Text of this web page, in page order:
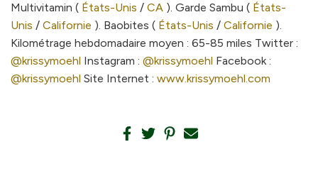
Multivitamin ( États-Unis / CA ). Garde Sambu ( États-
Unis / Californie ). Baobites ( États-Unis / Californie ).
Kilométrage hebdomadaire moyen : 65-85 miles Twitter :
@krissymoehl Instagram : @krissymoehl Facebook :
@krissymoehl Site Internet : www.krissymoehl.com